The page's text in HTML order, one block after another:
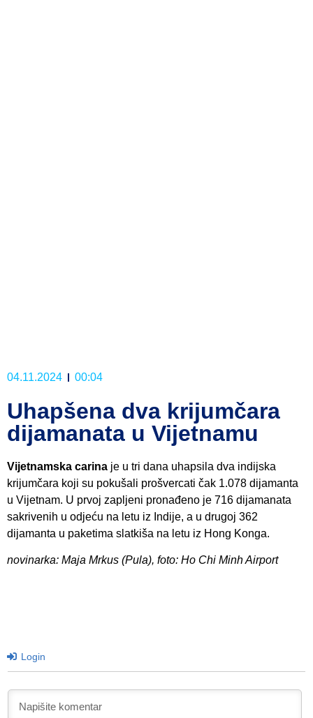
04.11.2024 00:04
Uhapšena dva krijumčara
dijamanata u Vijetnamu
Vijetnamska carina je u tri dana uhapsila dva indijska
krijumčara koji su pokušali prošvercati čak 1.078 dijamanta
u Vijetnam. U prvoj zapljeni pronađeno je 716 dijamanata
sakrivenih u odjeću na letu iz Indije, a u drugoj 362
dijamanta u paketima slatkiša na letu iz Hong Konga.
novinarka: Maja Mrkus (Pula), foto: Ho Chi Minh Airport
Login